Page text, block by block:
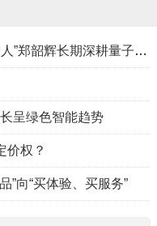
前瞻布局量子计算：“量子产业第一人”郑韶辉长期深耕量子产业赛
呈绿色智能趋势
价权？
”向“买体验、买服务”